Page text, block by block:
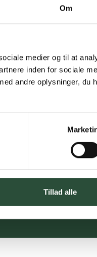
Om
medier og til at
inden for sociale
andre oplysninger, du
Tillad alle
(30 min. i
via GLS, og DAO
priser*
af kendte
udvalg af kendte
– altid til fast lav